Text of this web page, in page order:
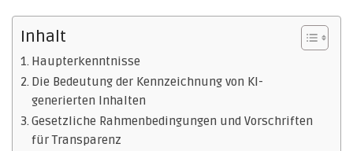
Inhalt
Haupterkenntnisse
Die Bedeutung der Kennzeichnung von KI-
generierten Inhalten
Gesetzliche Rahmenbedingungen und Vorschriften
für Transparenz